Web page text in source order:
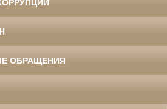
ОБРАЩЕНИЯ